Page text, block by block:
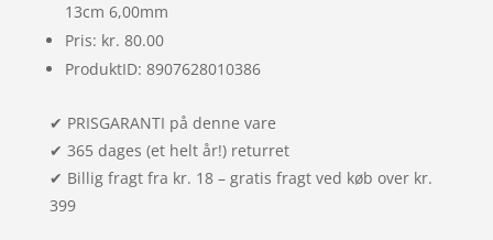
13cm 6,00mm
Pris: kr. 80.00
ProduktID: 8907628010386
✔ PRISGARANTI på denne vare
✔ 365 dages (et helt år!) returret
✔ Billig fragt fra kr. 18 – gratis fragt ved køb over kr.
399